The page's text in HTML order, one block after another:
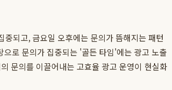
되고, 금요일 오후에는 문의가 뜸해지는 패턴
로 문의가 집중되는 '골든 타임'에는 광고 노출
문의를 이끌어내는 고효율 광고 운영이 현실화